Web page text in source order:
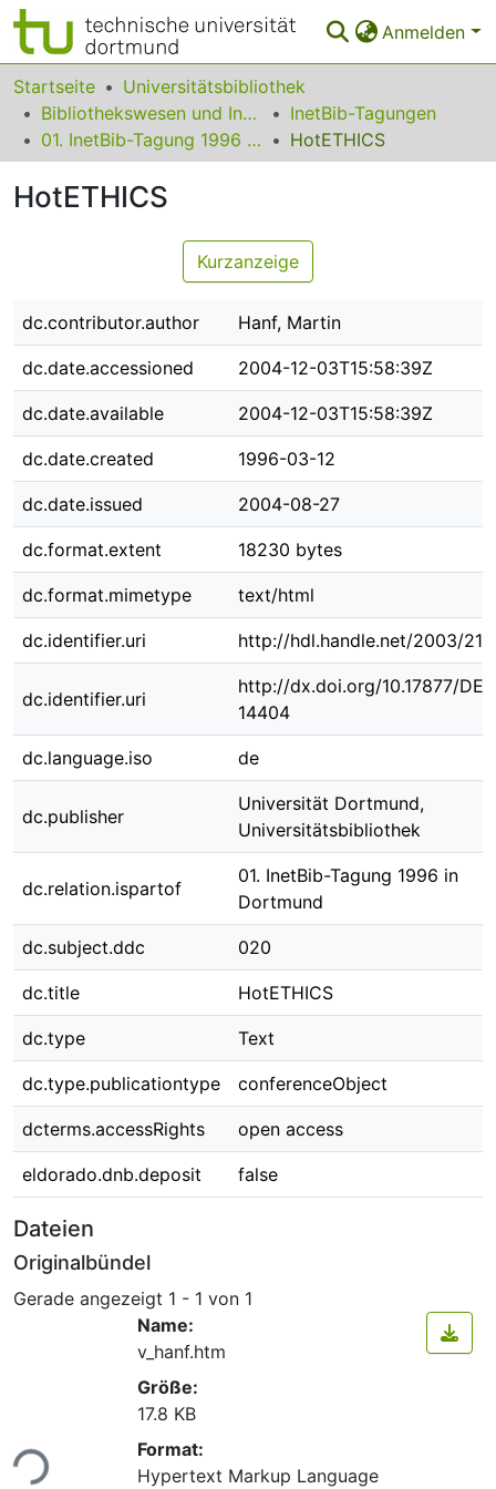
Anmelden
Bereiche & Sammlungen
Das gesamte Repositorium
Startseite
Universitätsbibliothek
Bibliothekswesen und Information
InetBib-Tagungen
01. InetBib-Tagung 1996 in Dortmund
HotETHICS
HotETHICS
Kurzanzeige
dc.contributor.author Hanf, Martin
dc.date.accessioned 2004-12-03T15:58:39Z
dc.date.available 2004-12-03T15:58:39Z
dc.date.created 1996-03-12
dc.date.issued 2004-08-27
dc.format.extent 18230 bytes
dc.format.mimetype text/html
dc.identifier.uri http://hdl.handle.net/2003/
dc.identifier.uri
http://dx.doi.org/10.17877/
14404
dc.language.iso de
dc.publisher
Universität Dortmund,
Universitätsbibliothek
dc.relation.ispartof
01. InetBib-Tagung 1996 in
Dortmund
dc.subject.ddc 020
dc.title HotETHICS
dc.type Text
dc.type.publicationtype conferenceObject
dcterms.accessRights open access
eldorado.dnb.deposit false
Dateien
Originalbündel
Gerade angezeigt 1 - 1 von 1
Name:
v_hanf.htm
Größe:
17.8 KB
Format:
Hypertext Markup Language